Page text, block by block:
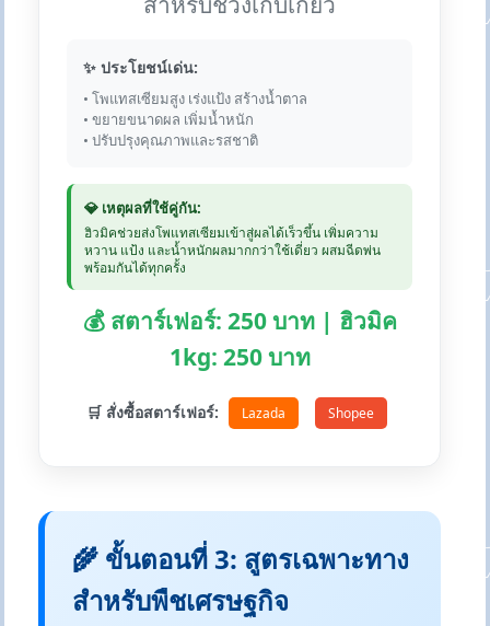
✨ ประโยชน์เด่น:
• โพแทสเซียมสูง เร่งแป้ง สร้างน้ำตาล
• ขยายขนาดผล เพิ่มน้ำหนัก
• ปรับปรุงคุณภาพและรสชาติ
💎 เหตุผลที่ใช้คู่กัน:
ฮิวมิคช่วยส่งโพแทสเซียมเข้าสู่ผลได้เร็วขึ้น เพิ่มความ
หวาน แป้ง และน้ำหนักผลมากกว่าใช้เดี่ยว ผสมฉีดพ่น
พร้อมกันได้ทุกครั้ง
💰 สตาร์เฟอร์: 250 บาท | ฮิวมิค
1kg: 250 บาท
🛒 สั่งซื้อสตาร์เฟอร์: Lazada Shopee
🌾 ขั้นตอนที่ 3: สูตรเฉพาะทาง
สำหรับพืชเศรษฐกิจ